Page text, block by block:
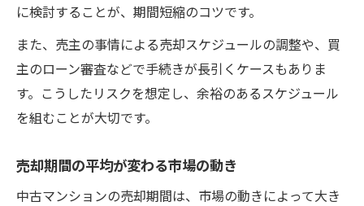
に検討することが、期間短縮のコツです。
また、売主の事情による売却スケジュールの調整や、買
主のローン審査などで手続きが長引くケースもありま
す。こうしたリスクを想定し、余裕のあるスケジュール
を組むことが大切です。
売却期間の平均が変わる市場の動き
中古マンションの売却期間は、市場の動きによって大き